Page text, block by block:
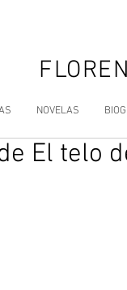
NOVELAS
El telo